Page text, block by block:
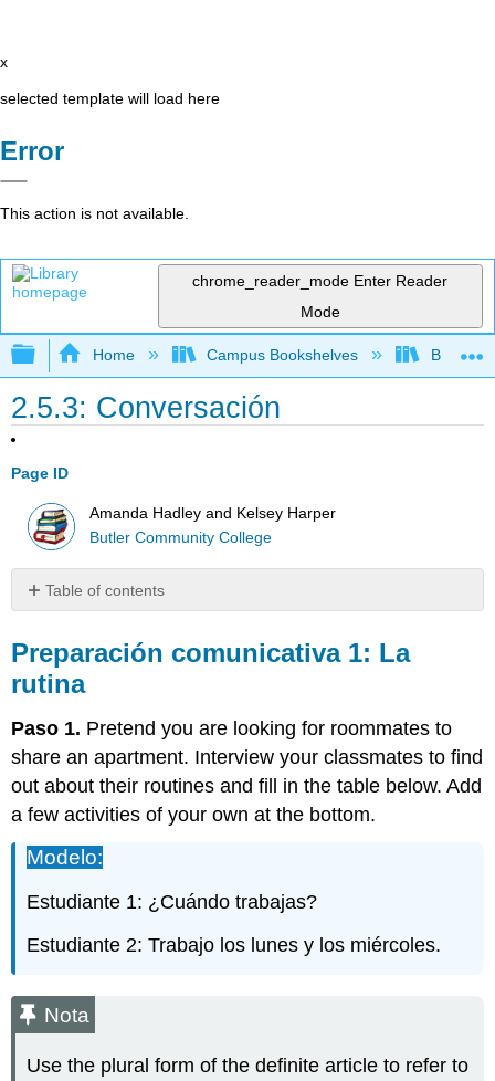
x
selected template will load here
Error
This action is not available.
chrome_reader_mode Enter Reader
Mode
Expand/collapse global hierarchy
Home Campus Bookshelves Butler
2.5.3: Conversación
Page ID
Amanda Hadley and Kelsey Harper
Butler Community College
Table of contents
comunicativa 1:
La
rutina
Nota
comunicativa 2:
Nuestros
horarios
comunicativa
Los
Helpful
Preparación
comunicativa
Unas
Preparación comunicativa1: La
rutina
Paso 1. Pretend you are looking for roommates to
share an apartment. Interview your classmates to find
out about their routines and fill in the table below. Add
a few activities of your own at the bottom.
Modelo:
Estudiante 1: ¿Cuándo trabajas?
Estudiante 2: Trabajo los lunes y los miércoles.
Nota
Use the plural form of the definite article to refer to